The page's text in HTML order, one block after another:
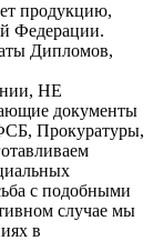
продукцию,
Федерации.
Дипломов,
НЕ
документы
Прокуратуры,
с подобными
случае мы
в